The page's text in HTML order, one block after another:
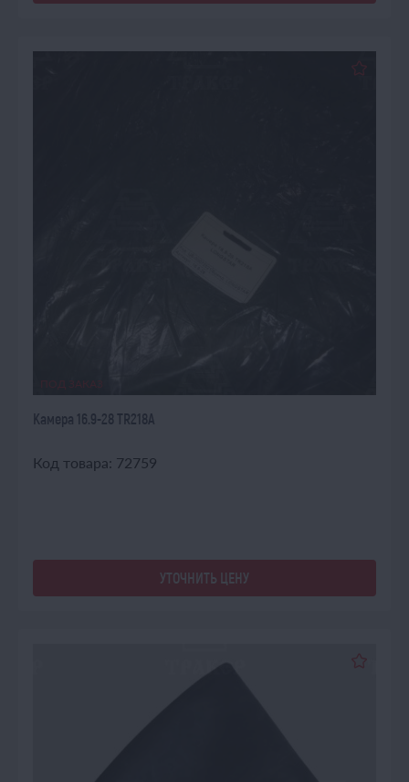
ПОД ЗАКАЗ
Камера 16.9-28 TR218A
Код товара: 72759
УТОЧНИТЬ ЦЕНУ